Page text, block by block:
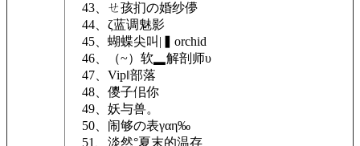
43、ㄝ孩扪の婚纱儚
44、ζ蓝调魅影
45、蝴蝶尖叫|▍orchid
46、（~）软▂解剖师υ
47、Vip‖部落
48、儍子佀你
49、妖与兽。
50、闹够の表γαη‰
51、淡然°夏末的温存